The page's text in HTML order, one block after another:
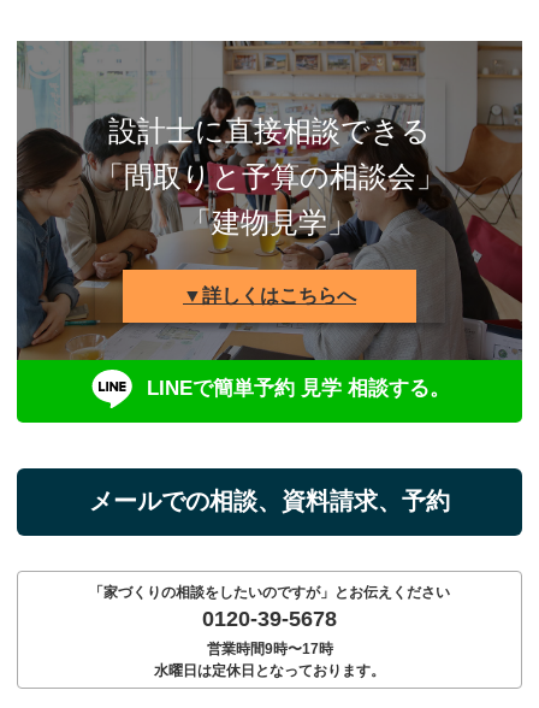
設計士に直接相談できる
「間取りと予算の相談会」
「建物見学」
▼詳しくはこちらへ
LINEで簡単予約 見学 相談する。
メールでの相談、資料請求、予約
「家づくりの相談をしたいのですが」とお伝えください
0120-39-5678
営業時間9時〜17時
水曜日は定休日となっております。